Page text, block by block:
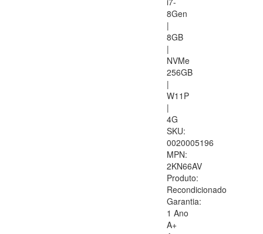
8Gen
|
8GB
|
NVMe
256GB
|
W11P
|
4G
SKU:
0020005196
MPN:
2KN66AV
Produto:
Recondicionado
Garantia:
1 Ano
A+